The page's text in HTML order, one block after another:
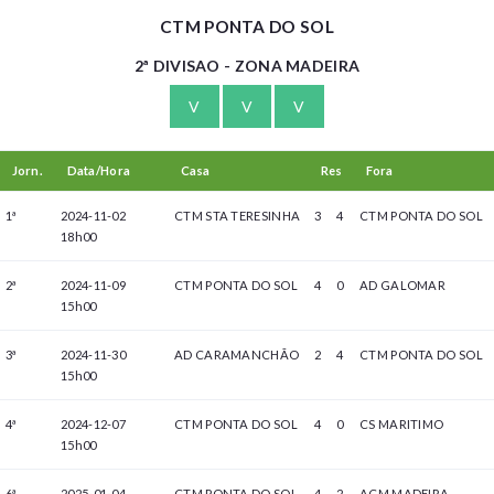
CTM PONTA DO SOL
2ª DIVISAO - ZONA MADEIRA
V V V
Jorn. Data/Hora Casa Res Fora
1ª
2024-11-02
18h00
CTM STA TERESINHA 3 4 CTM PONTA DO SOL
2ª
2024-11-09
15h00
CTM PONTA DO SOL 4 0 AD GALOMAR
3ª
2024-11-30
15h00
AD CARAMANCHÃO 2 4 CTM PONTA DO SOL
4ª
2024-12-07
15h00
CTM PONTA DO SOL 4 0 CS MARITIMO